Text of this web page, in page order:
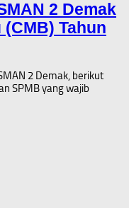
2 Demak
Tahun
2 Demak, berikut
SPMB yang wajib